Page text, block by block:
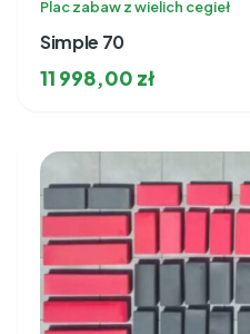
Plac zabaw z wielich cegieł
Simple 70
11 998,00 zł